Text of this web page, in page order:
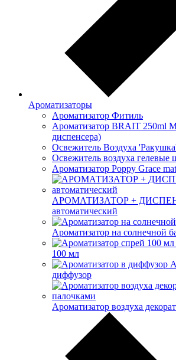
Ароматизаторы
Ароматизатор Фитиль
Ароматизатор BRAIT 250ml
диспенсера)
Освежитель Воздуха
Освежитель воздуха гелевые
Ароматизатор Poppy Grace
АРОМАТИЗАТОР +
автоматический
Ароматизатор на солнечной
100 мл
диффузор
Ароматизатор воздуха